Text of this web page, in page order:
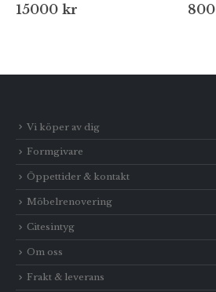
15000 kr 800
Vi köper av dig
Formgivare
Öppettider & kontakt
Möbelrenovering
Citesintyg
Om oss
Frakt & leverans